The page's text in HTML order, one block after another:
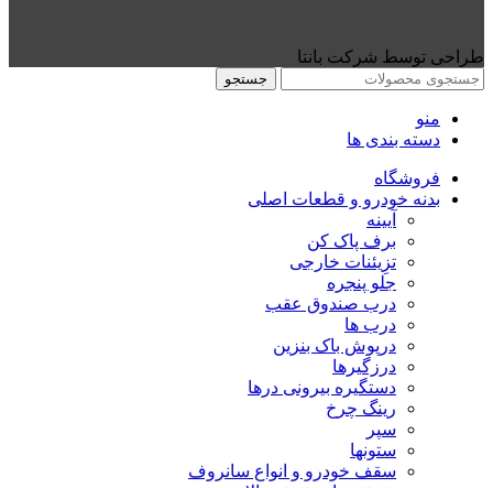
طراحی توسط شرکت بانتا
جستجو
منو
دسته بندی ها
فروشگاه
بدنه خودرو و قطعات اصلی
آیینه
برف پاک کن
تزِیئنات خارجی
جلو پنجره
درب صندوق عقب
درب ها
درپوش باک بنزین
درزگیرها
دستگیره بیرونی درها
رینگ چرخ
سپر
ستونها
سقف خودرو و انواع سانروف